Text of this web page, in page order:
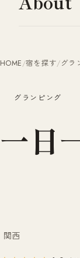
HOME/宿を探す/グラ
グランピング
一日
関西